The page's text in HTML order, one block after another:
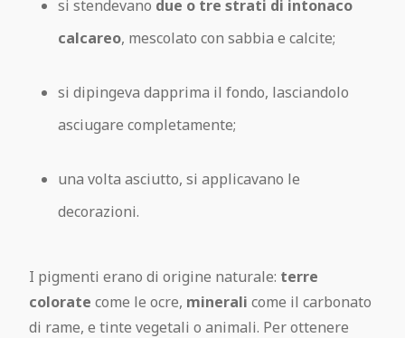
si stendevano due o tre strati di intonaco
calcareo, mescolato con sabbia e calcite;
si dipingeva dapprima il fondo, lasciandolo
asciugare completamente;
una volta asciutto, si applicavano le
decorazioni.
I pigmenti erano di origine naturale: terre
colorate come le ocre, minerali come il carbonato
di rame, e tinte vegetali o animali. Per ottenere